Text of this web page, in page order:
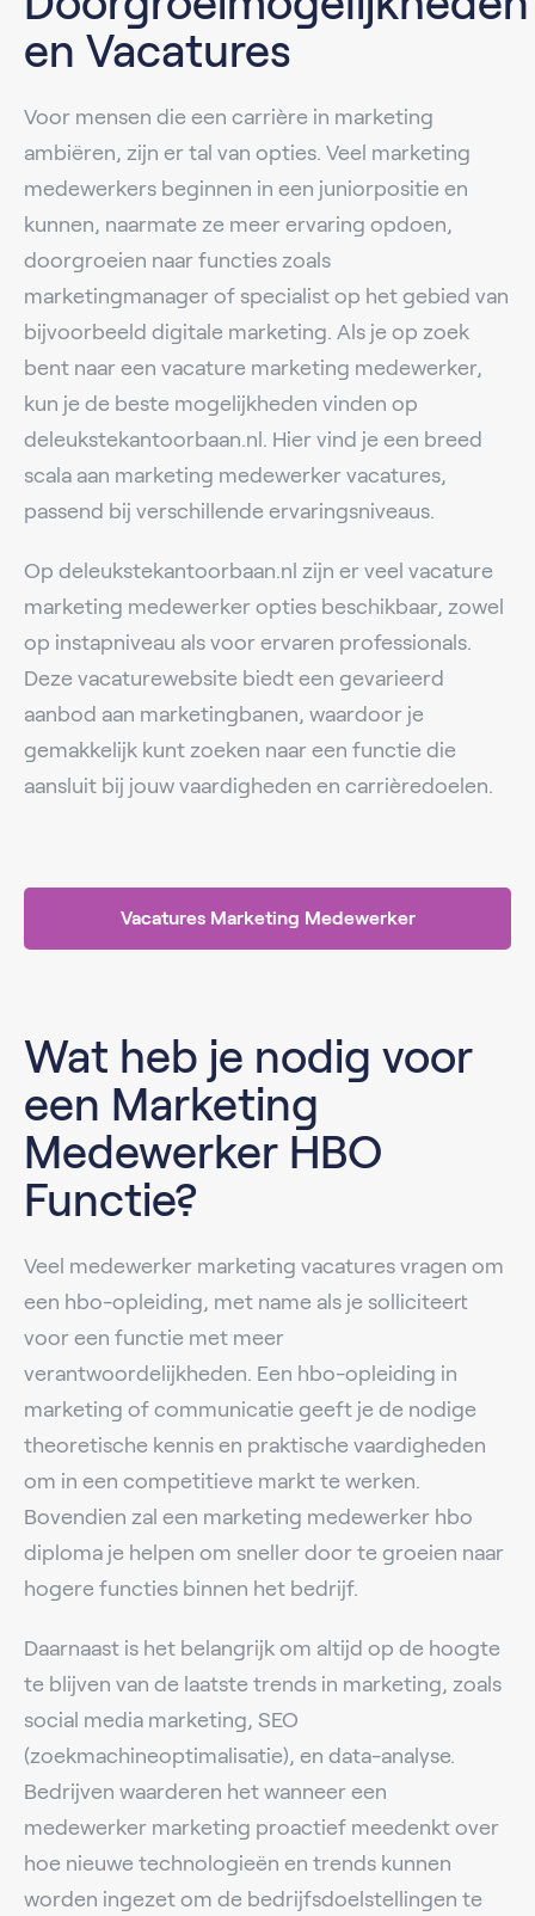
en Vacatures
Voor mensen die een carrière in marketing
ambiëren, zijn er tal van opties. Veel marketing
medewerkers beginnen in een juniorpositie en
kunnen, naarmate ze meer ervaring opdoen,
doorgroeien naar functies zoals
marketingmanager of specialist op het gebied van
bijvoorbeeld digitale marketing. Als je op zoek
bent naar een vacature marketing medewerker,
kun je de beste mogelijkheden vinden op
deleukstekantoorbaan.nl. Hier vind je een breed
scala aan marketing medewerker vacatures,
passend bij verschillende ervaringsniveaus.
Op deleukstekantoorbaan.nl zijn er veel vacature
marketing medewerker opties beschikbaar, zowel
op instapniveau als voor ervaren professionals.
Deze vacaturewebsite biedt een gevarieerd
aanbod aan marketingbanen, waardoor je
gemakkelijk kunt zoeken naar een functie die
aansluit bij jouw vaardigheden en carrièredoelen.
Vacatures Marketing Medewerker
Wat heb je nodig voor
een Marketing
Medewerker HBO
Functie?
Veel medewerker marketing vacatures vragen om
een hbo-opleiding, met name als je solliciteert
voor een functie met meer
verantwoordelijkheden. Een hbo-opleiding in
marketing of communicatie geeft je de nodige
theoretische kennis en praktische vaardigheden
om in een competitieve markt te werken.
Bovendien zal een marketing medewerker hbo
diploma je helpen om sneller door te groeien naar
hogere functies binnen het bedrijf.
Daarnaast is het belangrijk om altijd op de hoogte
te blijven van de laatste trends in marketing, zoals
social media marketing, SEO
(zoekmachineoptimalisatie), en data-analyse.
Bedrijven waarderen het wanneer een
medewerker marketing proactief meedenkt over
hoe nieuwe technologieën en trends kunnen
worden ingezet om de bedrijfsdoelstellingen te